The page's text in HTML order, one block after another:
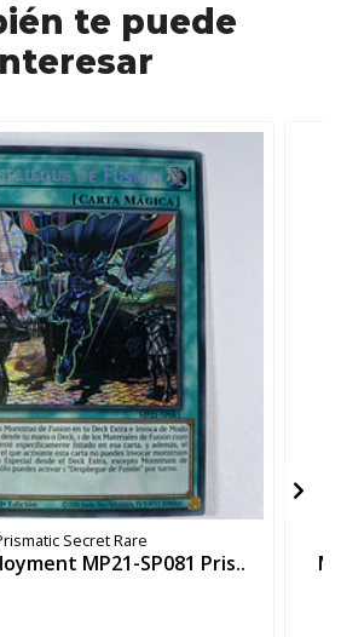
te puede
Secret Rare
MP21-SP081 Pris..